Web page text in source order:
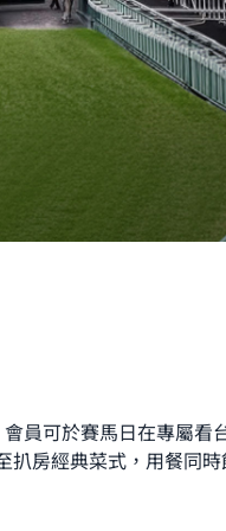
員可於賽馬日在專屬看
扒房經典菜式，用餐同